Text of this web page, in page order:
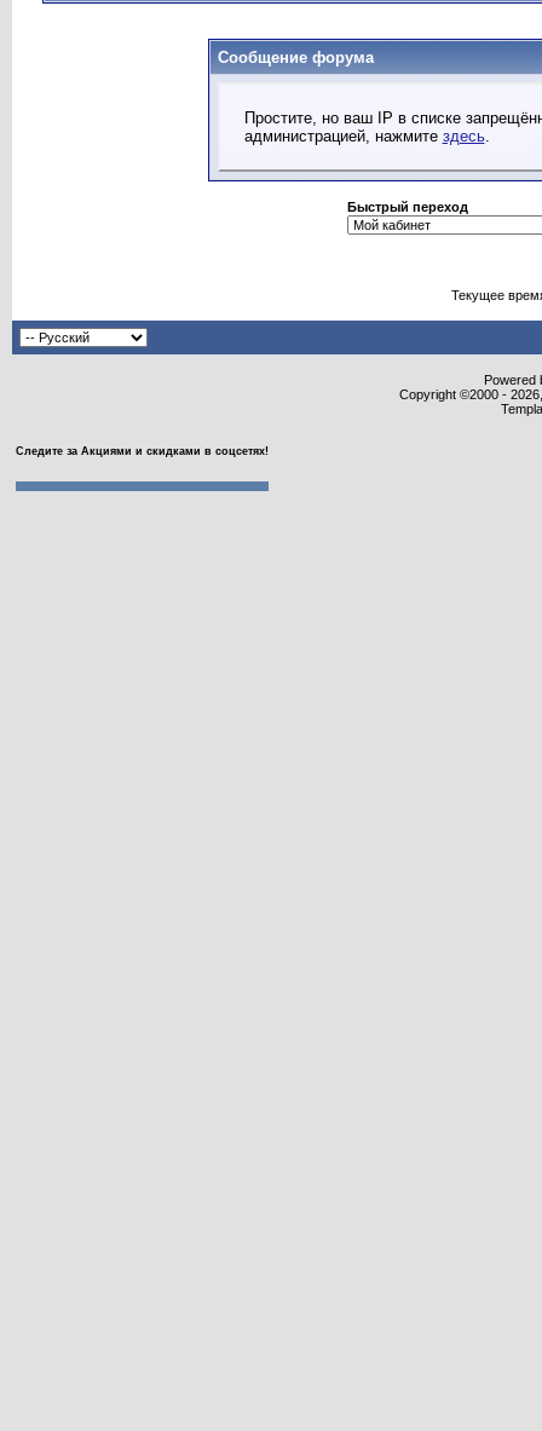
Сообщение форума
Простите, но ваш IP в списке
администрацией, нажмите здесь.
Быстрый переход
Текущее
Powered
Copyright ©2000 -
Следите за Акциями и скидками в соцсетях!